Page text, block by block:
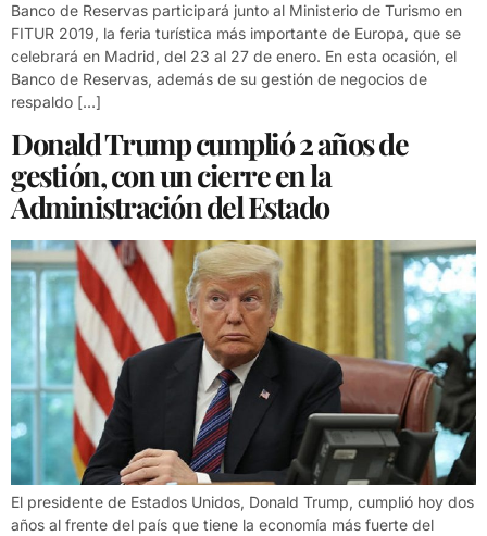
Banco de Reservas participará junto al Ministerio de Turismo en
FITUR 2019, la feria turística más importante de Europa, que se
celebrará en Madrid, del 23 al 27 de enero. En esta ocasión, el
Banco de Reservas, además de su gestión de negocios de
respaldo […]
Donald Trump cumplió 2 años de
gestión, con un cierre en la
Administración del Estado
El presidente de Estados Unidos, Donald Trump, cumplió hoy dos
años al frente del país que tiene la economía más fuerte del